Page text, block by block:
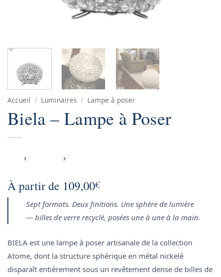
Accueil / Luminaires / Lampe à poser
Biela – Lampe à Poser
À partir de 109,00€
Sept formats. Deux finitions. Une sphère de lumière
— billes de verre recyclé, posées une à une à la main.
BIELA est une lampe à poser artisanale de la collection
Atome, dont la structure sphérique en métal nickelé
disparaît entièrement sous un revêtement dense de billes de